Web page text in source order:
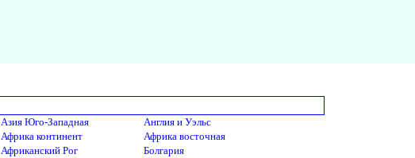
Азия Юго-Западная
Англия и Уэльс
Африка континент
Африка восточная
Африканский Рог
Болгария